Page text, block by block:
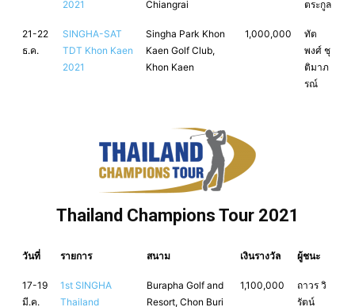
2021
Chiangrai
ตระกูล
21-22
ธ.ค.
SINGHA-SAT
TDT Khon Kaen
2021
Singha Park Khon
Kaen Golf Club,
Khon Kaen
1,000,000
ทัต
พงศ์ ชุ
ติมาภ
รณ์
Thailand Champions Tour 2021
วันที่ รายการ สนาม เงินรางวัล ผู้ชนะ
17-19
มี.ค.
1st SINGHA
Thailand
Burapha Golf and
Resort, Chon Buri
1,100,000
ถาวร วิ
รัตน์